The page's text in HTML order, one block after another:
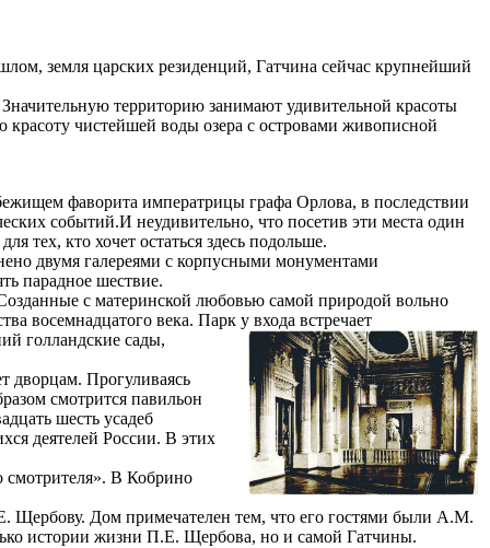
земля царских резиденций, Гатчина сейчас крупнейший
территорию занимают удивительной красоты
чистейшей воды озера с островами живописной
фаворита императрицы графа Орлова, в последствии
событий.И неудивительно, что посетив эти места один
тех, кто хочет остаться здесь подольше.
двумя галереями с корпусными монументами
парадное шествие.
с материнской любовью самой природой вольно
восемнадцатого века. Парк у входа встречает
голландские сады,
дворцам. Прогуливаясь
смотрится павильон
шесть усадеб
деятелей России. В этих
В Кобрино
Щербову. Дом примечателен тем, что его гостями были А.М.
истории жизни П.Е. Щербова, но и самой Гатчины.